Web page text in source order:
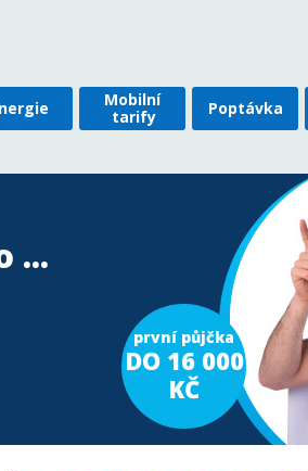
Mobilní
tarify
Poptávka
...
první půjčka
DO 16 000
KČ